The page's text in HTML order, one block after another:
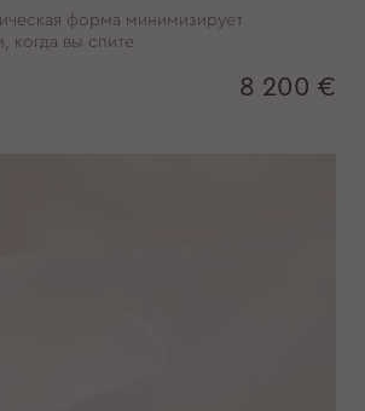
форма минимизирует
вы спите
8 200 €